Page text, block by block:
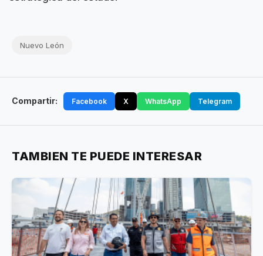
Nuevo León
Compartir: Facebook X WhatsApp Telegram
TAMBIEN TE PUEDE INTERESAR